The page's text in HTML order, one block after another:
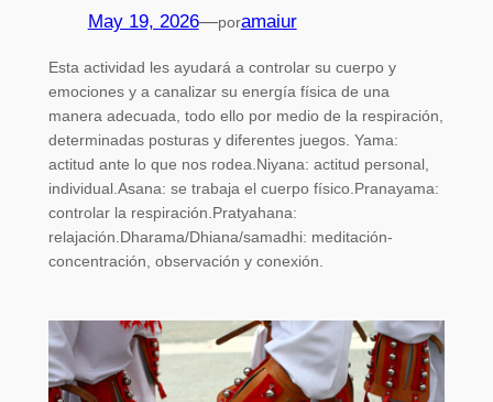
May 19, 2026—poramaiur
Esta actividad les ayudará a controlar su cuerpo y
emociones y a canalizar su energía física de una
manera adecuada, todo ello por medio de la respiración,
determinadas posturas y diferentes juegos. Yama:
actitud ante lo que nos rodea.Niyana: actitud personal,
individual.Asana: se trabaja el cuerpo físico.Pranayama:
controlar la respiración.Pratyahana:
relajación.Dharama/Dhiana/samadhi: meditación-
concentración, observación y conexión.